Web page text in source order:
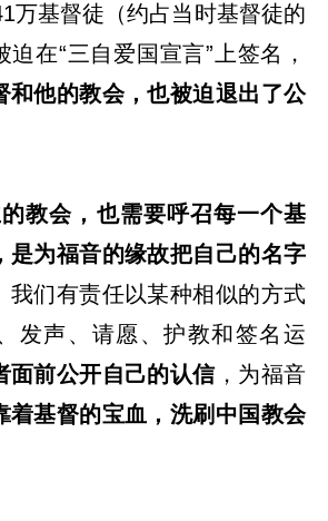
万基督徒（约占当时基督徒的
迫在“三自爱国宣言”上签名，
和他的教会，也被迫退出了公
教会，也需要呼召每一个基
是为福音的缘故把自己的名字
我们有责任以某种相似的方式
发声、请愿、护教和签名运
面前公开自己的认信，为福音
着基督的宝血，洗刷中国教会